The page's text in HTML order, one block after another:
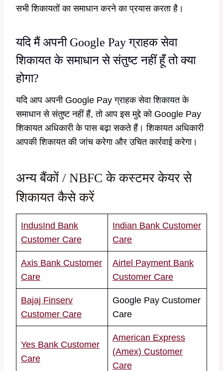
सभी शिकायतों का समाधान करने का प्रयास करता है।
यदि मैं अपनी Google Pay ग्राहक सेवा
शिकायत के समाधान से संतुष्ट नहीं हूँ तो क्या
होगा?
यदि आप अपनी Google Pay ग्राहक सेवा शिकायत के
समाधान से संतुष्ट नहीं हैं, तो आप इस मुद्दे को Google Pay
शिकायत अधिकारी के पास बढ़ा सकते हैं। शिकायत अधिकारी
आपकी शिकायत की जांच करेगा और उचित कार्रवाई करेगा।
अन्य बैंकों / NBFC के कस्टमर केयर से
शिकायत कैसे करें
IndusInd Bank
Customer Care
Indian Bank Customer
Care
Axis Bank Customer
Care
Airtel Payment Bank
Customer Care
Bajaj Finserv
Customer Care
Google Pay Customer
Care
Yes Bank Customer
Care
American Express
(Amex) Customer
Care